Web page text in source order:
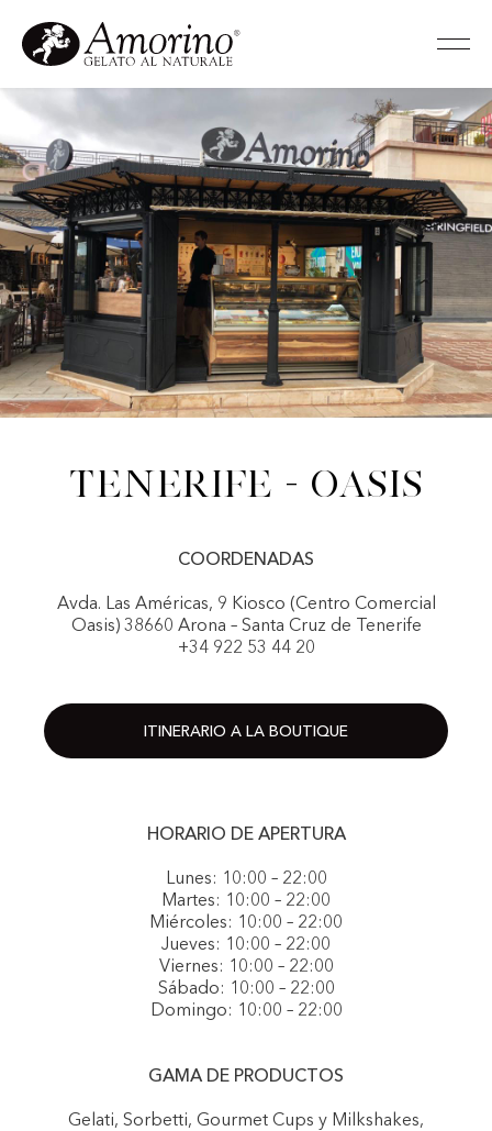
Tenerife - Oasis
COORDENADAS
Avda. Las Américas, 9 Kiosco (Centro Comercial
Oasis) 38660 Arona – Santa Cruz de Tenerife
+34 922 53 44 20
ITINERARIO A LA BOUTIQUE
HORARIO DE APERTURA
Lunes: 10:00 – 22:00
Martes: 10:00 – 22:00
Miércoles: 10:00 – 22:00
Jueves: 10:00 – 22:00
Viernes: 10:00 – 22:00
Sábado: 10:00 – 22:00
Domingo: 10:00 – 22:00
GAMA DE PRODUCTOS
Gelati, Sorbetti, Gourmet Cups y Milkshakes,